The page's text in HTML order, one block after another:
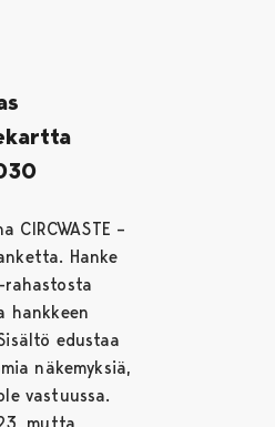
–
Hanke
rahastosta
hankkeen
edustaa
näkemyksiä,
vastuussa.
mutta